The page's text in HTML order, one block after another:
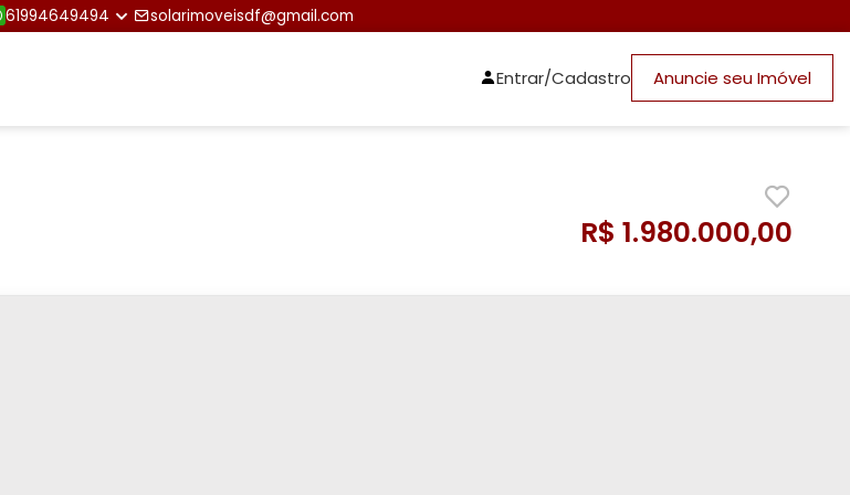
61994649494 solarimoveisdf@gmail.com
Entrar/Cadastro Anuncie seu Imóvel
R$ 1.980.000,00